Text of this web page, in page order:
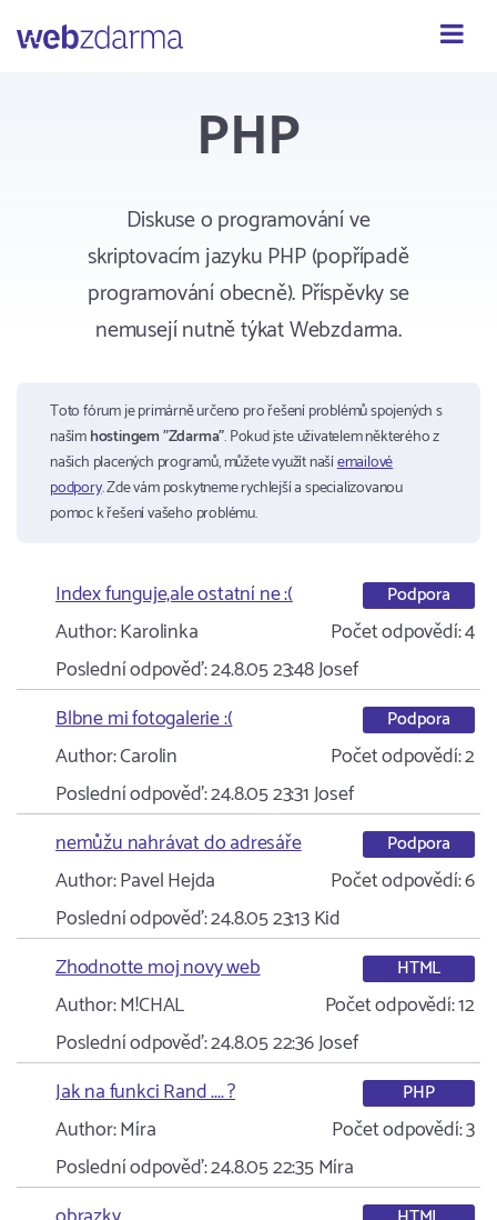
PHP
Diskuse o programování ve
skriptovacím jazyku PHP (popřípadě
programování obecně). Příspěvky se
nemusejí nutně týkat Webzdarma.
Toto fórum je primárně určeno pro řešení problémů spojených s
našímhostingem "Zdarma". Pokud jste uživatelem některého z
našich placených programů, můžete využít našíemailové
podpory. Zde vám poskytneme rychlejší a specializovanou
pomoc k řešení vašeho problému.
Index funguje,ale ostatní ne :( Podpora
Author:Karolinka Počet odpovědí:4
Poslední odpověď:24.8.05 23:48Josef
Blbne mi fotogalerie :(
Podpora
Author:Carolin Počet odpovědí:2
Poslední odpověď:24.8.05 23:31Josef
nemůžu nahrávat do adresáře
Podpora
Author:Pavel Hejda Počet odpovědí:6
Poslední odpověď:24.8.05 23:13Kid
Zhodnotte moj novy web
HTML
Author:M!CHAL Počet odpovědí:12
Poslední odpověď:24.8.05 22:36Josef
Jak na funkci Rand .... ?
PHP
Author:Míra Počet odpovědí:3
Poslední odpověď:24.8.05 22:35Míra